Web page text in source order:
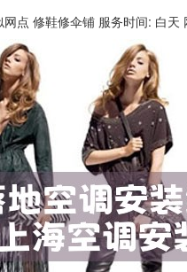
点 修鞋修伞铺 服务时间: 白